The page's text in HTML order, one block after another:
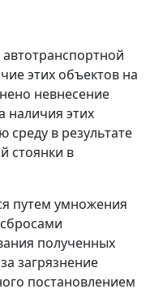
этих объектов на
невнесение
наличия этих
в результате
стоянки в
путем умножения
полученных
загрязнение
постановлением